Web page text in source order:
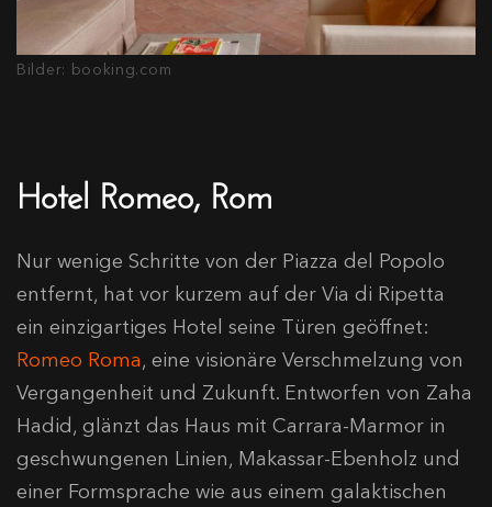
Bilder: booking.com
Hotel Romeo, Rom
Nur wenige Schritte von der Piazza del Popolo
entfernt, hat vor kurzem auf der Via di Ripetta
ein einzigartiges Hotel seine Türen geöffnet:
Romeo Roma, eine visionäre Verschmelzung von
Vergangenheit und Zukunft. Entworfen von Zaha
Hadid, glänzt das Haus mit Carrara-Marmor in
geschwungenen Linien, Makassar-Ebenholz und
einer Formsprache wie aus einem galaktischen